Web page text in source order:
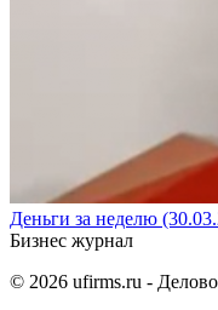
Деньги за неделю
Бизнес журнал
© 2026 ufirms.ru -